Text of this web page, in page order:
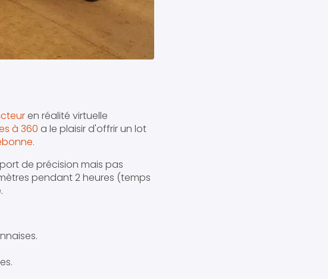
en réalité virtuelle
à 360 a le plaisir d'offrir un lot
de précision mais pas
pendant 2 heures (temps